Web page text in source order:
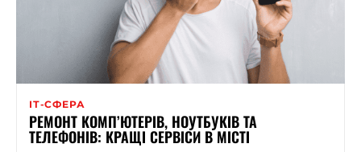
ІТ-СФЕРА
РЕМОНТ КОМП’ЮТЕРІВ, НОУТБУКІВ ТА
ТЕЛЕФОНІВ: КРАЩІ СЕРВІСИ В МІСТІ